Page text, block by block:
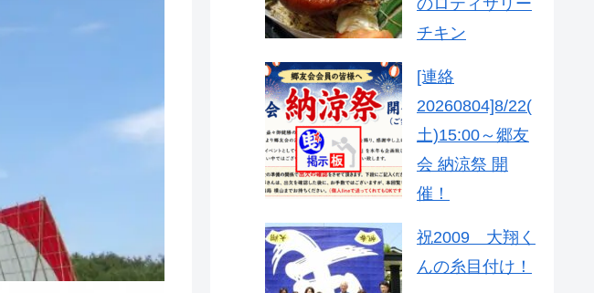
のロティサリー
チキン
[連絡
20260804]8/22(
土)15:00～郷友
会 納涼祭 開
催！
祝2009 大翔く
んの糸目付け！